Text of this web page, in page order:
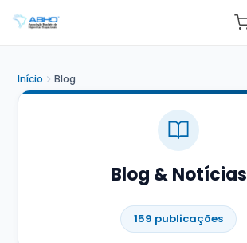
Início Blog
Blog & Notícias
159 publicações